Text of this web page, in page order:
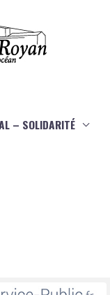
– SOLIDARITÉ